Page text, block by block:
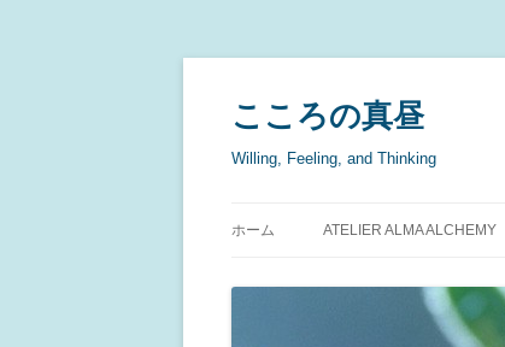
こころの真昼
Willing, Feeling, and Thinking
ホーム ATELIER ALMA ALCHEMY